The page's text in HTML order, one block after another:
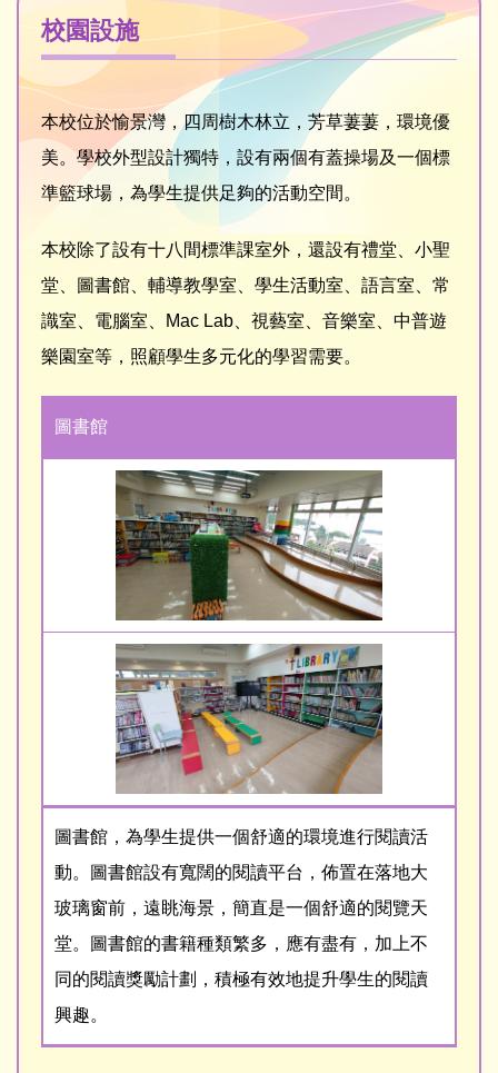
校園設施
本校位於愉景灣，四周樹木林立，芳草萋萋，環境優
美。學校外型設計獨特，設有兩個有蓋操場及一個標
準籃球場，為學生提供足夠的活動空間。
本校除了設有十八間標準課室外，還設有禮堂、小聖
堂、圖書館、輔導教學室、學生活動室、語言室、常
識室、電腦室、Mac Lab、視藝室、音樂室、中普遊
樂園室等，照顧學生多元化的學習需要。
圖書館
圖書館，為學生提供一個舒適的環境進行閱讀活
動。圖書館設有寬闊的閱讀平台，佈置在落地大
玻璃窗前，遠眺海景，簡直是一個舒適的閱覽天
堂。圖書館的書籍種類繁多，應有盡有，加上不
同的閱讀獎勵計劃，積極有效地提升學生的閱讀
興趣。